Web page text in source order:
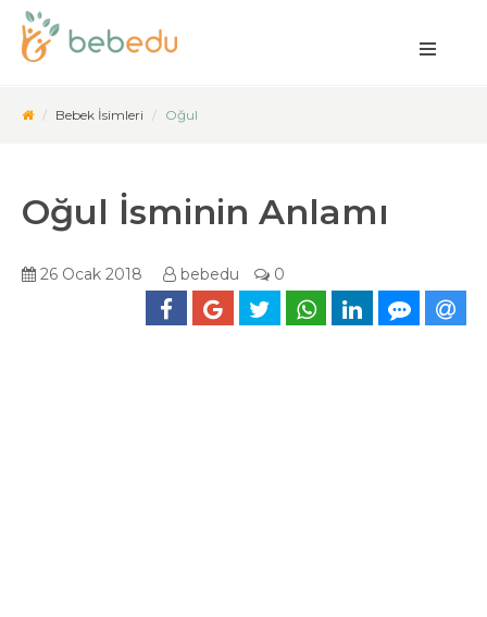
Bebek İsimleri Oğul
Oğul İsminin Anlamı
26 Ocak 2018 bebedu 0